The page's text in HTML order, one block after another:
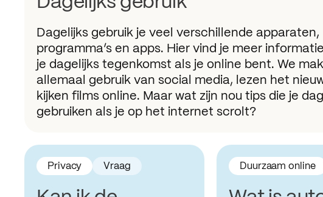
Dagelijks gebruik je veel verschillende apparaten,
programma’s en apps. Hier vind je meer
je dagelijks tegenkomst als je online bent. We
allemaal gebruik van social media, lezen het
kijken films online. Maar wat zijn nou tips die je
gebruiken als je op het internet scrolt?
Privacy Vraag Duurzaam online